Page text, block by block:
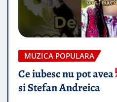
MUZICA POPULARA
Ce iubesc nu pot avea
si Stefan Andreica